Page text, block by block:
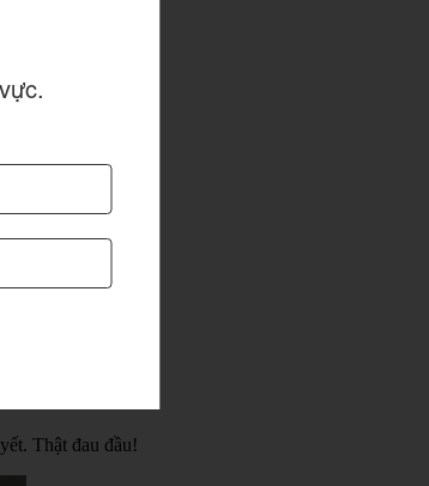
nghiệp.
Thật đau đầu!